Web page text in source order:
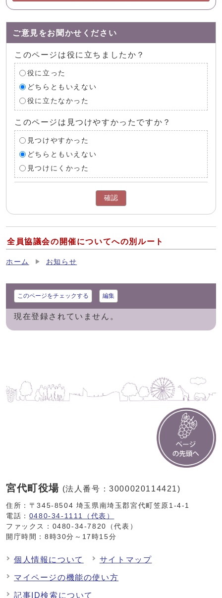
ご意見をお聞かせください
このページは役に立ちましたか？
役に立った
どちらともいえない
役に立たなかった
このページは見つけやすかったですか？
見つけやすかった
どちらともいえない
見つけにくかった
確認
全員協議会の開催についてへの別ルート
ホーム お知らせ
このページをチェックする 編集
現在登録されていません。
宮代町役場 (法人番号：3000020114421)
住所：〒345-8504 埼玉県南埼玉郡宮代町笠原1-4-1
電話： 0480-34-1111（代表）
ファックス：0480-34-7820（代表）
開庁時間：8時30分～17時15分
個人情報について サイトマップ
マイページの機能の使い方
記事ID検索について